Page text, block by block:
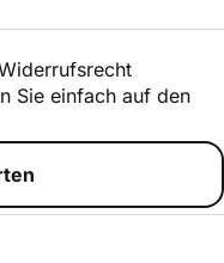
Sie einfach auf den